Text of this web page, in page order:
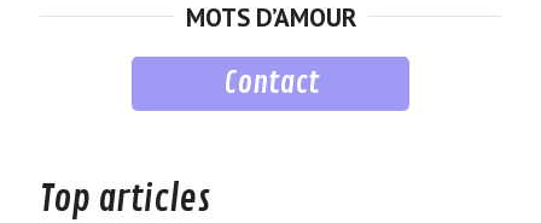
MOTS D’AMOUR
Contact
Top articles